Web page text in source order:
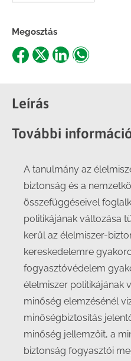
Megosztás
Share
Facebook
Share
X
ShareShare
Leírás
További
A tanulmány az
biztonság és a
összefüggéseivel
politikájának változása
kerül az élelmiszer-
kereskedelemre
fogyasztóvédelem
élelmiszer politikájának
minőség elemzésénél
minőségbiztosítás
minőség jellemzőit, a
biztonság fogyasztói